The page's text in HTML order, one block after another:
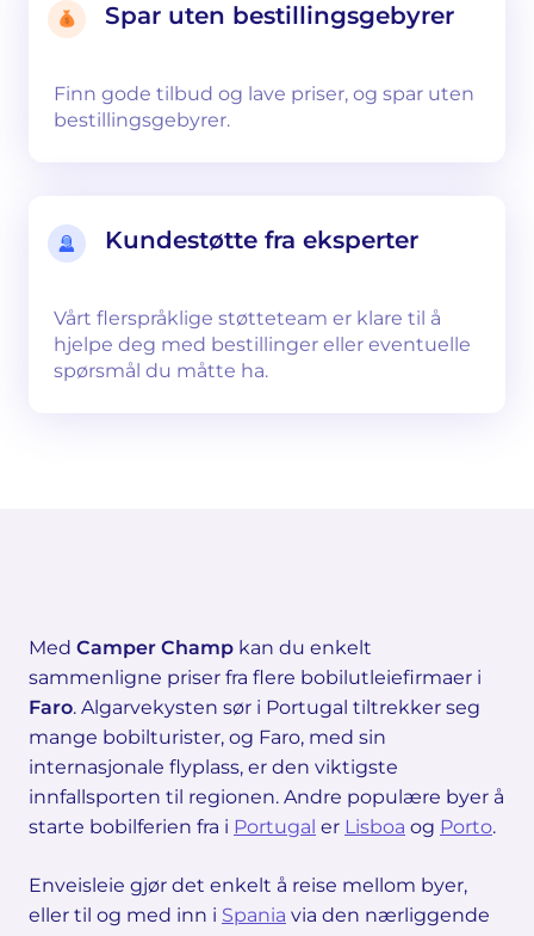
Spar uten bestillingsgebyrer
Finn gode tilbud og lave priser, og spar uten
bestillingsgebyrer.
Kundestøtte fra eksperter
Vårt flerspråklige støtteteam er klare til å
hjelpe deg med bestillinger eller eventuelle
spørsmål du måtte ha.
Med Camper Champ kan du enkelt
sammenligne priser fra flere bobilutleiefirmaer i
Faro. Algarvekysten sør i Portugal tiltrekker seg
mange bobilturister, og Faro, med sin
internasjonale flyplass, er den viktigste
innfallsporten til regionen. Andre populære byer å
starte bobilferien fra i Portugal er Lisboa og Porto.
Enveisleie gjør det enkelt å reise mellom byer,
eller til og med inn i Spania via den nærliggende